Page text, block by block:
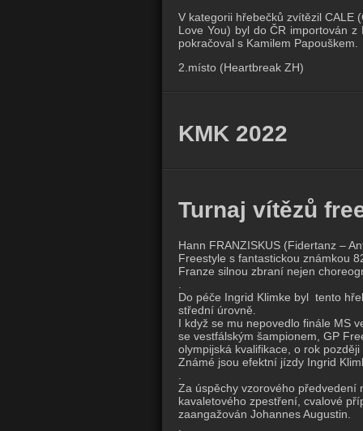
V kategorii hřebečků zvítězil CALE
Love You) byl do ČR importován
pokračoval s Kamilem Papouškem.
2.místo (Heartbreak ZH)
KMK 2022
Turnaj vítězů
Hann FRANZISKUS (Fidertanz –
Freestyle s fantastickou známkou
Franze silnou zbraní nejen
Do péče Ingrid Klimke byl tento
střední úrovně.
I když se mu nepovedlo finále MS
se vestfálským šampionem, GP
olympijská kvalifikace, o rok
Známé jsou efektní jízdy Ingrid
Za úspěchy vzorového předvedení
kavaletového zpestření, cvalové
zaangažován Johannes Augustin.